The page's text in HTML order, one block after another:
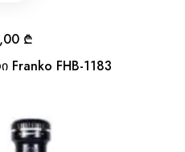
FHB-1183
₾